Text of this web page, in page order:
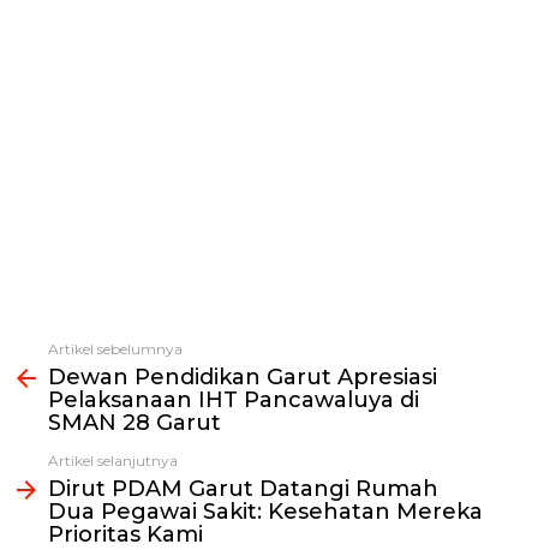
Lihat
selengkapnya
Artikel sebelumnya
Dewan Pendidikan Garut Apresiasi
Pelaksanaan IHT Pancawaluya di
SMAN 28 Garut
Artikel selanjutnya
Dirut PDAM Garut Datangi Rumah
Dua Pegawai Sakit: Kesehatan Mereka
Prioritas Kami